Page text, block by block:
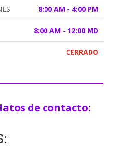
8:00 AM - 4:00 PM
8:00 AM - 12:00 MD
CERRADO
de contacto: